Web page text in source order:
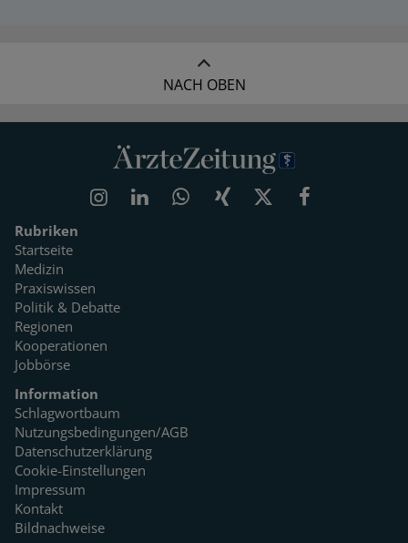
NACH OBEN
Rubriken
Startseite
Medizin
Praxiswissen
Politik & Debatte
Regionen
Kooperationen
Jobbörse
Information
Schlagwortbaum
Nutzungsbedingungen/AGB
Datenschutzerklärung
Cookie-Einstellungen
Impressum
Kontakt
Bildnachweise